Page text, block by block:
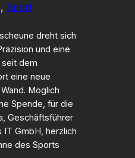
, Sport
dreht sich
und eine
seit dem
eine neue
Möglich
Spende, für die
Geschäftsführer
GmbH, herzlich
des Sports